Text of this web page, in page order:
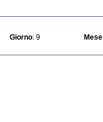
Giorno : 9 Mese